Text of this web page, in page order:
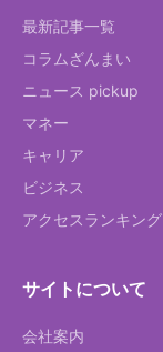
最新記事一覧
コラムざんまい
ニュース pickup
マネー
キャリア
ビジネス
アクセスランキング
サイトについて
会社案内